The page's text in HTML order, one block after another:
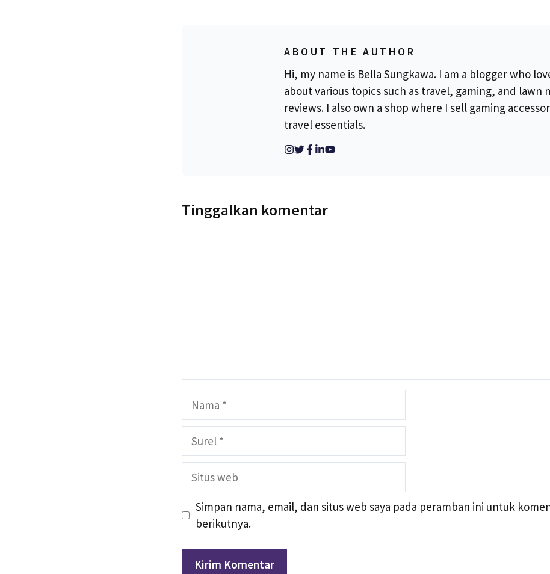
ABOUT THE AUTHOR
Hi, my name is Bella Sungkawa. I am a blogger who
about various topics such as travel, gaming, and lawn
reviews. I also own a shop where I sell gaming
travel essentials.
Tinggalkan komentar
Nama
Surel
Situs
Simpan nama, email, dan situs web saya pada peramban ini untuk
berikutnya.